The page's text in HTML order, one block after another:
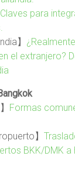
Claves para
】
el extranjero?
Formas
】
BKK/DMK a